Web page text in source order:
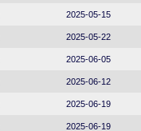
2025-05-15
2025-05-22
2025-06-05
2025-06-12
2025-06-19
2025-06-19